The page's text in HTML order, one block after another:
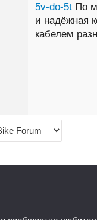
5v-do-5t По
и надёжная
кабелем